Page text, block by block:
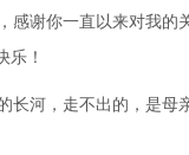
感谢你一直以来对我的
乐！
长河，走不出的，是母